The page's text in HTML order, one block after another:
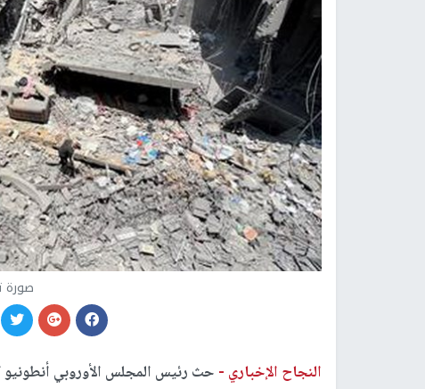
صورة
النجاح الإخباري - حث رئيس المجلس الأوروبي أنطونيو